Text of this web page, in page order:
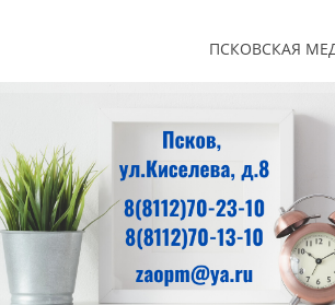
ПСКОВСКАЯ